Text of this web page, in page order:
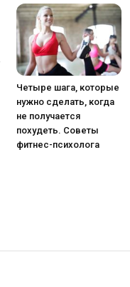
Четыре шага, которые
нужно сделать, когда
не получается
похудеть. Советы
фитнес-психолога